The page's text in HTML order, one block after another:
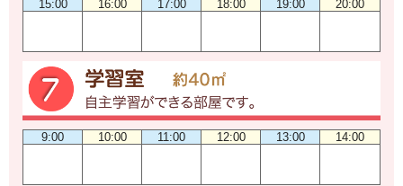
15:00 16:00 17:00 18:00 19:00 20:00
9:00 10:00 11:00 12:00 13:00 14:00